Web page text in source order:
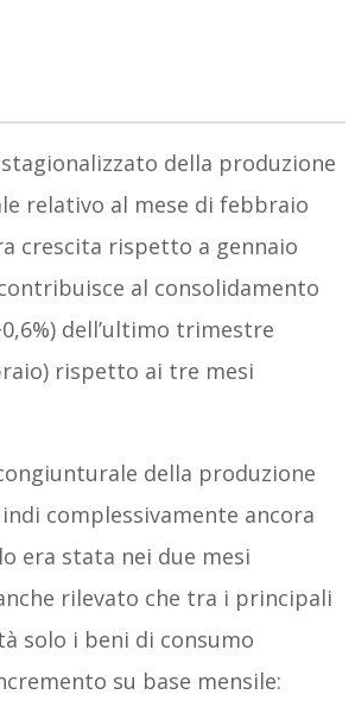
della produzione
relativo al mese di febbraio
crescita rispetto a gennaio
al consolidamento
dell’ultimo trimestre
rispetto ai tre mesi
della produzione
complessivamente ancora
era stata nei due mesi
rilevato che tra i principali
solo i beni di consumo
su base mensile: